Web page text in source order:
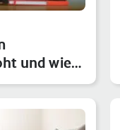
und wie